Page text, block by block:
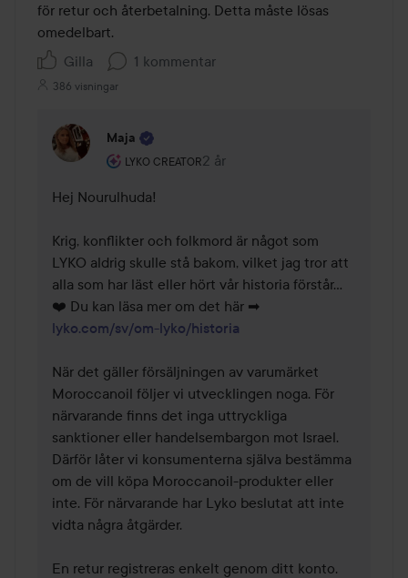
för retur och återbetalning. Detta måste lösas
omedelbart.
Gilla
1 kommentar
386 visningar
Maja
LYKO CREATOR
Användarens roll: Lyko Creator.
2 år
Kommentaren lades 2 år
Hej Nourulhuda!
Krig, konflikter och folkmord är något som
LYKO aldrig skulle stå bakom, vilket jag tror att
alla som har läst eller hört vår historia förstår...
lyko.com/sv/om-lyko/historia
När det gäller försäljningen av varumärket
Moroccanoil följer vi utvecklingen noga. För
närvarande finns det inga uttryckliga
sanktioner eller handelsembargon mot Israel.
Därför låter vi konsumenterna själva bestämma
om de vill köpa Moroccanoil-produkter eller
inte. För närvarande har Lyko beslutat att inte
vidta några åtgärder.
En retur registreras enkelt genom ditt konto.